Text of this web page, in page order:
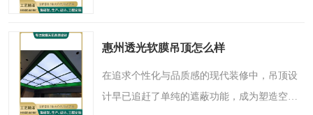
远地区的家居与商业..
惠州透光软膜吊顶怎么样
在追求个性化与品质感的现代装修中，吊顶设
计早已追赶了单纯的遮蔽功能，成为塑造空间